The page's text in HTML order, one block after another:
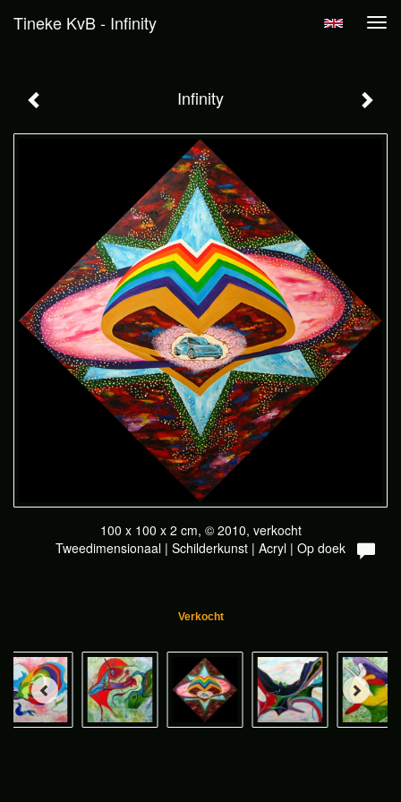
Tineke KvB - Infinity
Infinity
100 x 100 x 2 cm, © 2010, verkocht
Tweedimensionaal | Schilderkunst | Acryl | Op doek
Verkocht